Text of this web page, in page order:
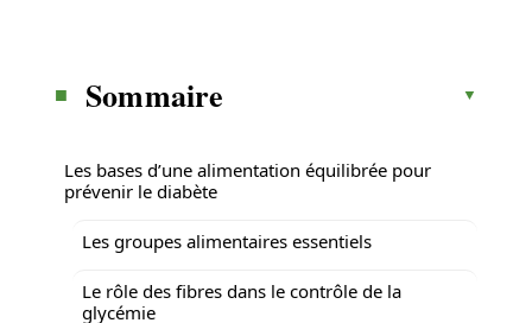
Sommaire
Les bases d’une alimentation équilibrée pour
prévenir le diabète
Les groupes alimentaires essentiels
Le rôle des fibres dans le contrôle de la
glycémie